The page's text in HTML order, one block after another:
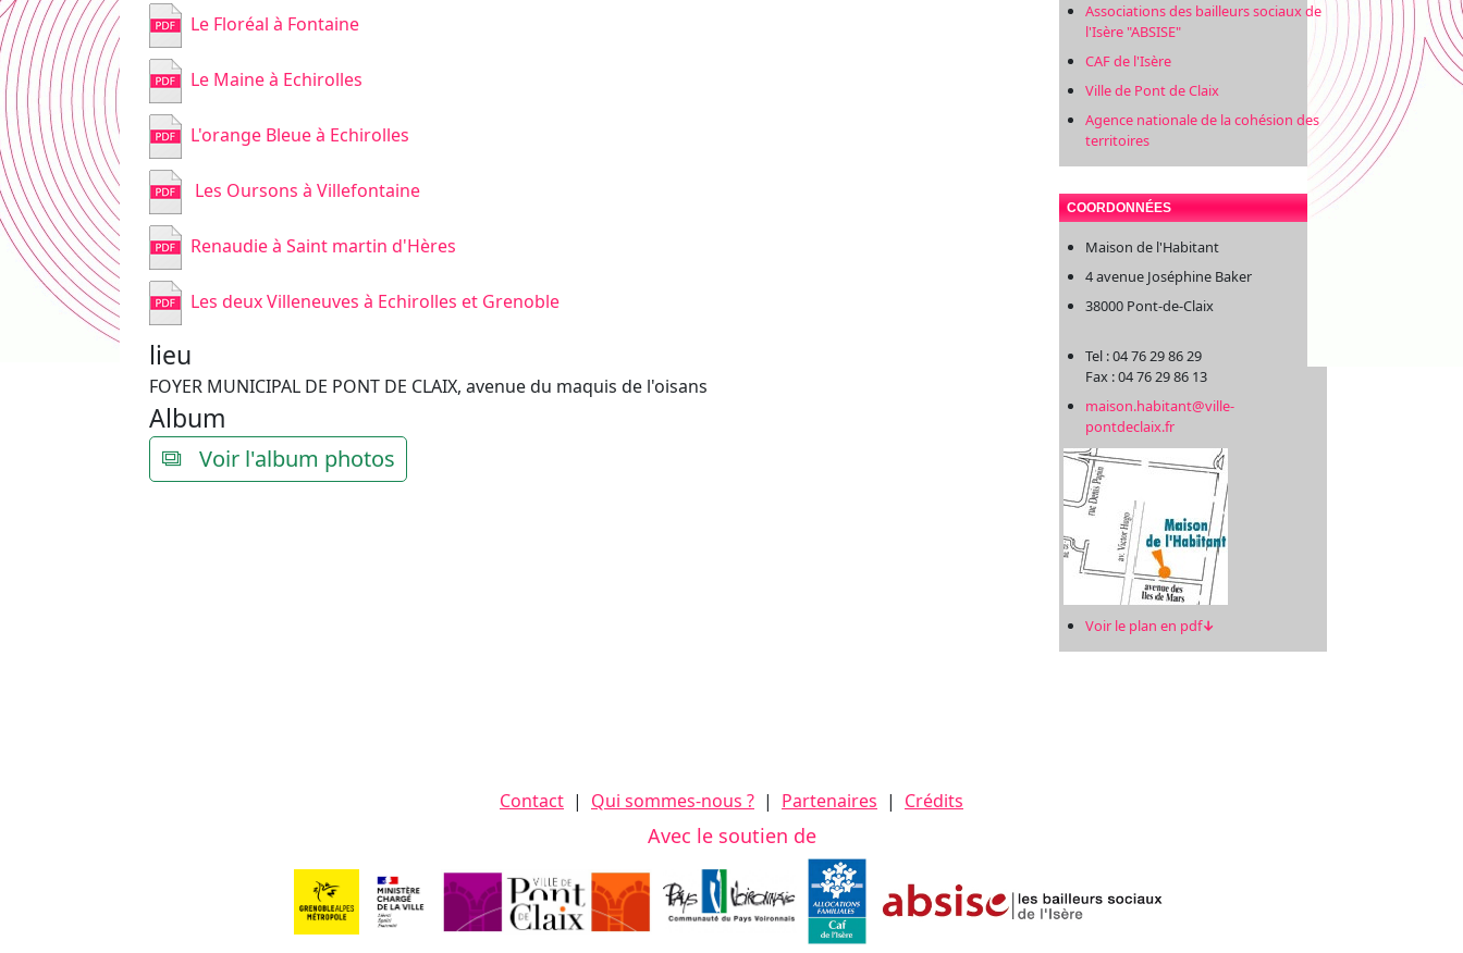
Le Floréal à Fontaine
Le Maine à Echirolles
L'orange Bleue à Echirolles
Les Oursons à Villefontaine
Renaudie à Saint martin d'Hères
Les deux Villeneuves à Echirolles et Grenoble
lieu
FOYER MUNICIPAL DE PONT DE CLAIX, avenue du maquis de l'oisans
Album
Voir l'album photos
Associations des bailleurs sociaux de
l'Isère "ABSISE"
CAF de l'Isère
Ville de Pont de Claix
Agence nationale de la cohésion des
territoires
COORDONNÉES
Maison de l'Habitant
4 avenue Joséphine Baker
38000 Pont-de-Claix
Tel : 04 76 29 86 29
Fax : 04 76 29 86 13
maison.habitant@ville-
pontdeclaix.fr
Voir le plan en pdf↓
Contact | Qui sommes-nous ? | Partenaires | Crédits
Avec le soutien de